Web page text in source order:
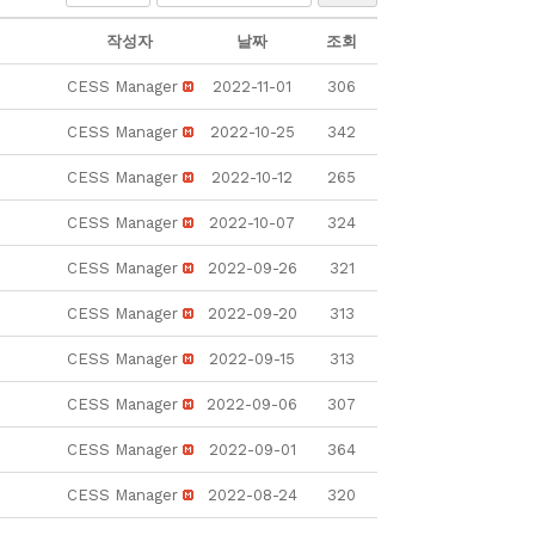
작성자 날짜 조회
CESS Manager 2022-11-01 306
CESS Manager 2022-10-25 342
CESS Manager 2022-10-12 265
CESS Manager 2022-10-07 324
CESS Manager 2022-09-26 321
CESS Manager 2022-09-20 313
CESS Manager 2022-09-15 313
CESS Manager 2022-09-06 307
CESS Manager 2022-09-01 364
CESS Manager 2022-08-24 320